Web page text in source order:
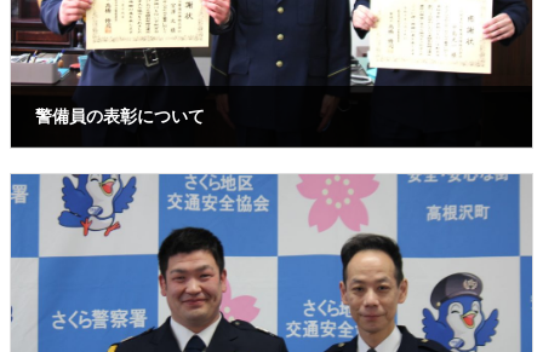
警備員の表彰について